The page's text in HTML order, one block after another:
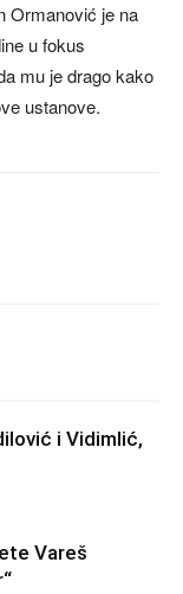
Ormanović je na
u fokus
mu je drago kako
ustanove.
i Vidimlić,
Vareš